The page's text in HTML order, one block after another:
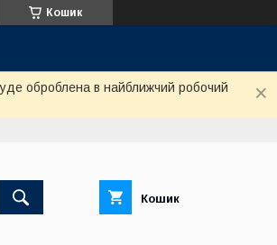
Кошик
оброблена в найближчий робочий
Кошик